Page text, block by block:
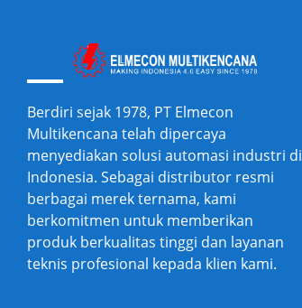
Berdiri sejak 1978, PT Elmecon
Multikencana telah dipercaya
menyediakan solusi automasi industri di
Indonesia. Sebagai distributor resmi
berbagai merek ternama, kami
berkomitmen untuk memberikan
produk berkualitas tinggi dan layanan
teknis profesional kepada klien kami.